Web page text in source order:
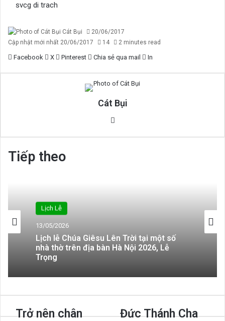
svcg di trach
Cát Bụi
20/06/2017
Cập nhật mới nhất 20/06/2017
14 2 minutes read
Facebook X Pinterest Chia sẻ qua mail In
Cát Bụi
Tiếp theo
Lịch Lễ
13/05/2026
Lịch lễ Chúa Giêsu Lên Trời tại một số
nhà thờ trên địa bàn Hà Nội 2026, Lễ
Trọng
Trở
Trở nên chân
Đức
Đức Thánh Cha